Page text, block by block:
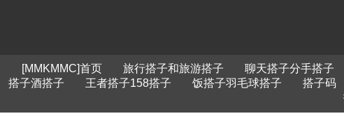
[MMKMMC]首页 旅行搭子和旅游搭子 聊天搭子分手搭子
搭子酒搭子
王者搭子158搭子 饭搭子羽毛球搭子 搭子码